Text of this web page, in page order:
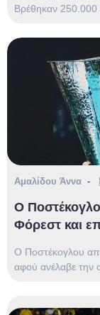
Βρέθηκαν 250.000
Αμαλίδου Άννα
Ο
Φόρεστ και
Ο Ποστέκογλου
αφού ανέλαβε την